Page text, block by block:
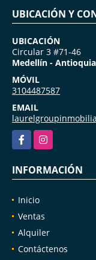
UBICACIÓN Y
UBICACIÓN
Circular 3 #71-46
Medellín -
MÓVIL
3104487587
EMAIL
FacebookInstagram
INFORMACIÓN
Inicio
Ventas
Alquiler
Contáctenos